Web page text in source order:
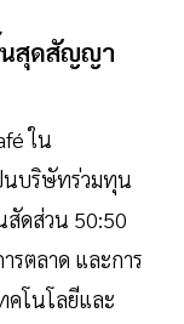
สุดสัญญา
ใน
นบริษัทร่วมทุน
สัดส่วน 50:50
รตลาด และการ
คโนโลยีและ